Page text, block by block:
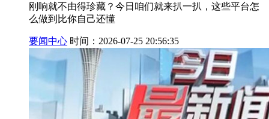
刚响就不由得珍藏？今日咱们就来扒一扒，这些平台怎
么做到比你自己还懂
要闻中心 时间：2026-07-25 20:56:35